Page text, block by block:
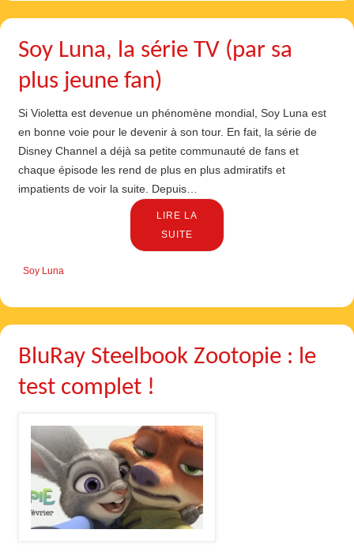
Soy Luna, la série TV (par sa
plus jeune fan)
Si Violetta est devenue un phénomène mondial, Soy Luna est
en bonne voie pour le devenir à son tour. En fait, la série de
Disney Channel a déjà sa petite communauté de fans et
chaque épisode les rend de plus en plus admiratifs et
impatients de voir la suite. Depuis…
LIRE LA
SUITE
Soy Luna
BluRay Steelbook Zootopie : le
test complet !